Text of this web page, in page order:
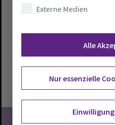
Sommerkirche
St.-
Externe Medien
Alle
Nur essenzielle